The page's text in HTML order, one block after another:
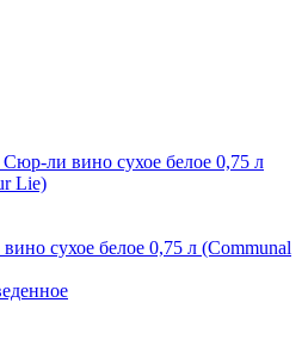
сухое белое 0,75 л (Communal